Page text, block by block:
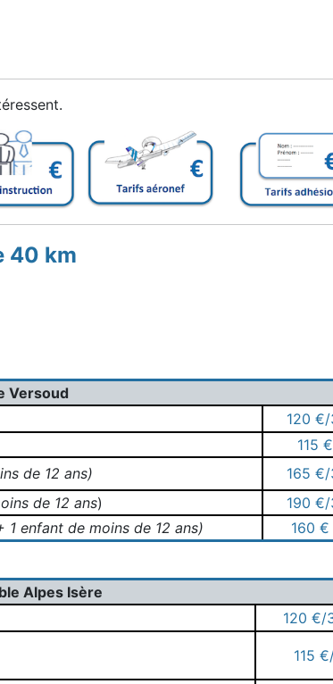
40 km
Versoud
120
115
de 12 ans)
165
de 12 ans)
190
1 enfant de moins de 12 ans) 160
Alpes Isère
120 €/
115